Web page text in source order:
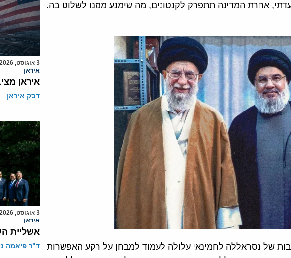
אחרת המדינה תתפרק לקנטונים, מה שימנע ממנו לשלוט בה.
של נסראללה לחמינאי עלולה לעמוד למבחן על רקע האפשרות
3 אוגוסט, 2026
איראן
איראן
דסק איראן
3 אוגוסט, 2026
איראן
אשליית
ד"ר פיאמה